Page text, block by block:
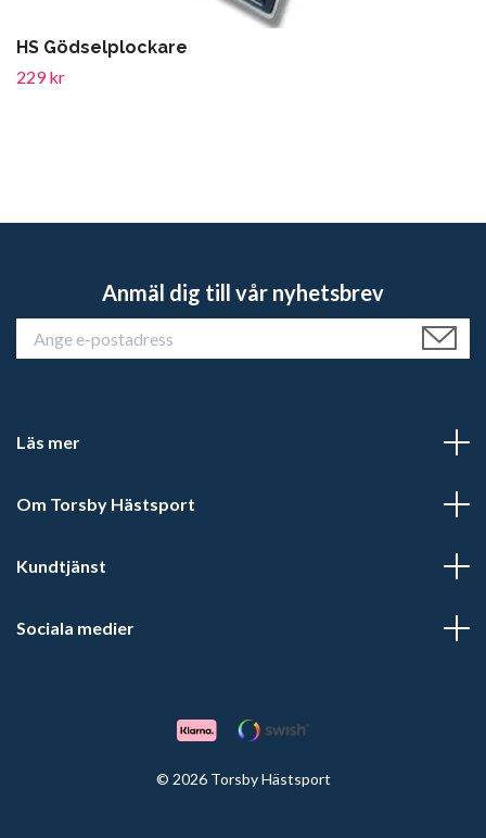
HS Gödselplockare
229 kr
Anmäl dig till vår nyhetsbrev
Läs mer
Om Torsby Hästsport
Kundtjänst
Sociala medier
© 2026 Torsby Hästsport